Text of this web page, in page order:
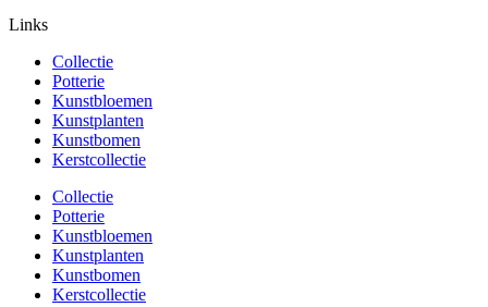
Links
Collectie
Potterie
Kunstbloemen
Kunstplanten
Kunstbomen
Kerstcollectie
Collectie
Potterie
Kunstbloemen
Kunstplanten
Kunstbomen
Kerstcollectie